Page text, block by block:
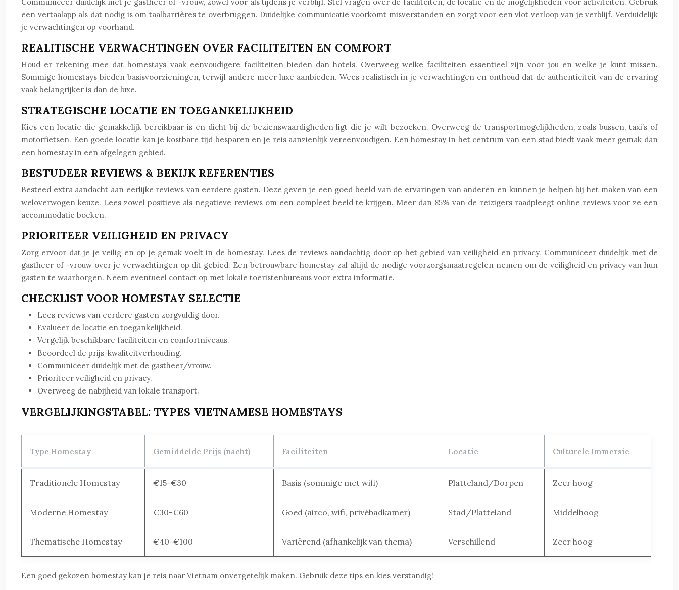
een vertaalapp als dat nodig is om taalbarrières te overbruggen. Duidelijke communicatie voorkomt misverstanden en zorgt voor een vlot verloop van je verblijf. Verduidelijk
je verwachtingen op voorhand.
REALITISCHE VERWACHTINGEN OVER FACILITEITEN EN COMFORT
Houd er rekening mee dat homestays vaak eenvoudigere faciliteiten bieden dan hotels. Overweeg welke faciliteiten essentieel zijn voor jou en welke je kunt missen.
Sommige homestays bieden basisvoorzieningen, terwijl andere meer luxe aanbieden. Wees realistisch in je verwachtingen en onthoud dat de authenticiteit van de ervaring
vaak belangrijker is dan de luxe.
STRATEGISCHE LOCATIE EN TOEGANKELIJKHEID
Kies een locatie die gemakkelijk bereikbaar is en dicht bij de bezienswaardigheden ligt die je wilt bezoeken. Overweeg de transportmogelijkheden, zoals bussen, taxi’s of
motorfietsen. Een goede locatie kan je kostbare tijd besparen en je reis aanzienlijk vereenvoudigen. Een homestay in het centrum van een stad biedt vaak meer gemak dan
een homestay in een afgelegen gebied.
BESTUDEER REVIEWS & BEKIJK REFERENTIES
Besteed extra aandacht aan eerlijke reviews van eerdere gasten. Deze geven je een goed beeld van de ervaringen van anderen en kunnen je helpen bij het maken van een
weloverwogen keuze. Lees zowel positieve als negatieve reviews om een compleet beeld te krijgen. Meer dan 85% van de reizigers raadpleegt online reviews voor ze een
accommodatie boeken.
PRIORITEER VEILIGHEID EN PRIVACY
Zorg ervoor dat je je veilig en op je gemak voelt in de homestay. Lees de reviews aandachtig door op het gebied van veiligheid en privacy. Communiceer duidelijk met de
gastheer of -vrouw over je verwachtingen op dit gebied. Een betrouwbare homestay zal altijd de nodige voorzorgsmaatregelen nemen om de veiligheid en privacy van hun
gasten te waarborgen. Neem eventueel contact op met lokale toeristenbureaus voor extra informatie.
CHECKLIST VOOR HOMESTAY SELECTIE
Lees reviews van eerdere gasten zorgvuldig door.
Evalueer de locatie en toegankelijkheid.
Vergelijk beschikbare faciliteiten en comfortniveaus.
Beoordeel de prijs-kwaliteitverhouding.
Communiceer duidelijk met de gastheer/vrouw.
Prioriteer veiligheid en privacy.
Overweeg de nabijheid van lokale transport.
VERGELIJKINGSTABEL: TYPES VIETNAMESE HOMESTAYS
Type Homestay Gemiddelde Prijs (nacht) Faciliteiten Locatie Culturele Immersie
Traditionele Homestay €15-€30 Basis (sommige met wifi) Platteland/Dorpen Zeer hoog
Moderne Homestay €30-€60 Goed (airco, wifi, privébadkamer) Stad/Platteland Middelhoog
Thematische Homestay €40-€100 Variërend (afhankelijk van thema) Verschillend Zeer hoog
Een goed gekozen homestay kan je reis naar Vietnam onvergetelijk maken. Gebruik deze tips en kies verstandig!